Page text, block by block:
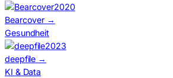
2020
Bearcover →
Gesundheit
2023
deepfile →
KI & Data